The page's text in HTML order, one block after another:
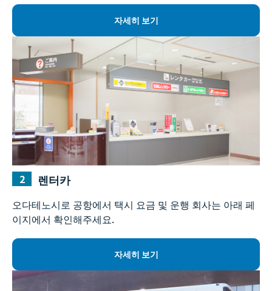
자세히 보기
렌터카
오다테노시로 공항에서 택시 요금 및 운행 회사는 아래 페
이지에서 확인해주세요.
자세히 보기